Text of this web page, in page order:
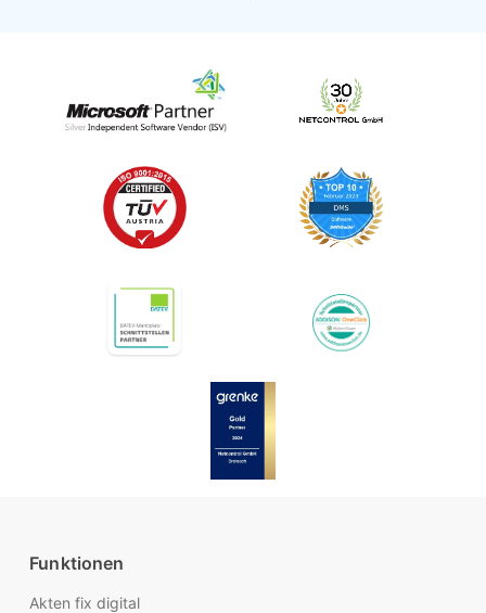
Funktionen
Akten fix digital